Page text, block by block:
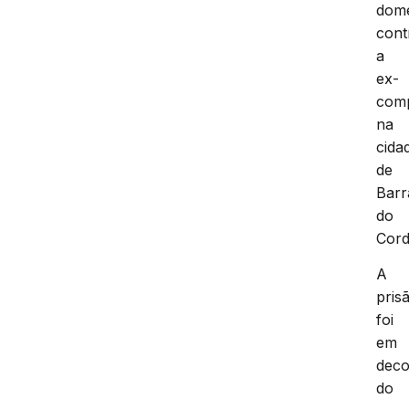
a
ex-
na
de
do
A
foi
em
do